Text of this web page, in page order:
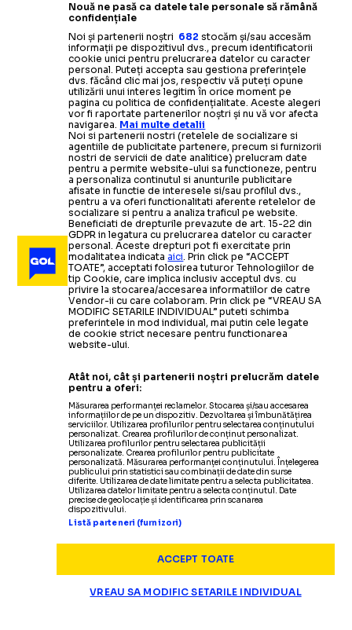
Nouă ne pasă ca datele tale personale să rămână
confidențiale
Noi și partenerii noștri 682 stocăm și/sau accesăm
informații pe dispozitivul dvs., precum identificatorii
cookie unici pentru prelucrarea datelor cu caracter
personal. Puteți accepta sau gestiona preferințele
dvs. făcând clic mai jos, respectiv vă puteți opune
utilizării unui interes legitim în orice moment pe
pagina cu politica de confidențialitate. Aceste alegeri
vor fi raportate partenerilor noștri și nu vă vor afecta
navigarea. Mai multe detalii
Noi si partenerii nostri (retelele de socializare si
agentiile de publicitate partenere, precum si furnizorii
nostri de servicii de date analitice) prelucram date
pentru a permite website-ului sa functioneze, pentru
a personaliza continutul si anunturile publicitare
afisate in functie de interesele si/sau profilul dvs.,
pentru a va oferi functionalitati aferente retelelor de
socializare si pentru a analiza traficul pe website.
Beneficiati de drepturile prevazute de art. 15-22 din
GDPR in legatura cu prelucrarea datelor cu caracter
personal. Aceste drepturi pot fi exercitate prin
modalitatea indicataaici. Prin click pe “ACCEPT
TOATE”, acceptati folosirea tuturor Tehnologiilor de
tip Cookie, care implica inclusiv acceptul dvs. cu
privire la stocarea/accesarea informatiilor de catre
Vendor-ii cu care colaboram. Prin click pe “VREAU SA
MODIFIC SETARILE INDIVIDUAL” puteti schimba
preferintele in mod individual, mai putin cele legate
de cookie strict necesare pentru functionarea
website-ului.
Atât noi, cât și partenerii noștri prelucrăm datele
pentru a oferi:
Măsurarea performanței reclamelor. Stocarea și/sau accesarea
informațiilor de pe un dispozitiv. Dezvoltarea și îmbunătățirea
serviciilor. Utilizarea profilurilor pentru selectarea conținutului
personalizat. Crearea profilurilor de conținut personalizat.
Utilizarea profilurilor pentru selectarea publicității
personalizate. Crearea profilurilor pentru publicitate
personalizată. Măsurarea performanței conținutului. Înțelegerea
publicului prin statistici sau combinații de date din surse
diferite. Utilizarea de date limitate pentru a selecta publicitatea.
Utilizarea datelor limitate pentru a selecta conținutul. Date
precise de geolocație și identificarea prin scanarea
dispozitivului.
Listă parteneri (furnizori)
ACCEPT TOATE
VREAU SA MODIFIC SETARILE INDIVIDUAL